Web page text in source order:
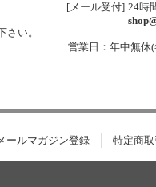
さい。
[メール受付] 24時
営業日：年中無休
ールマガジン登録 特定商